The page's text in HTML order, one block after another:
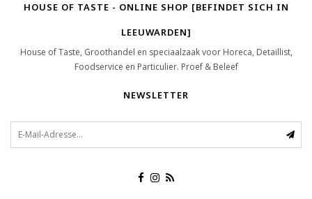
HOUSE OF TASTE - ONLINE SHOP [BEFINDET SICH IN
LEEUWARDEN]
House of Taste, Groothandel en speciaalzaak voor Horeca, Detaillist,
Foodservice en Particulier. Proef & Beleef
NEWSLETTER